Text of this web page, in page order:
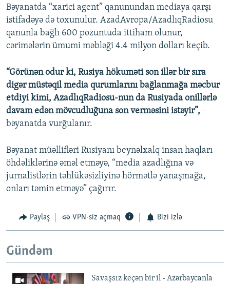
Bəyanatda “xarici agent” qanunundan mediaya qarşı
istifadəyə də toxunulur. AzadAvropa/AzadlıqRadiosu
qanunla bağlı 600 pozuntuda ittiham olunur,
cərimələrin ümumi məbləği 4.4 milyon dolları keçib.
“Görünən odur ki, Rusiya hökuməti son illər bir sıra
digər müstəqil media qurumlarını bağlanmağa məcbur
etdiyi kimi, AzadlıqRadiosu-nun da Rusiyada onillərlə
davam edən mövcudluğuna son verməsini istəyir”, –
bəyanatda vurğulanır.
Bəyanat müəllifləri Rusiyanı beynəlxalq insan haqları
öhdəliklərinə əməl etməyə, “media azadlığına və
jurnalistlərin təhlükəsizliyinə hörmətlə yanaşmağa,
onları təmin etməyə” çağırır.
Paylaş VPN-siz açmaq Bizi izlə
Gündəm
Savaşsız keçən bir il - Azərbaycanla